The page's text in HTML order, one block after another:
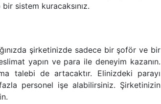
sistem kuracaksınız.
şirketinizde sadece bir şoför ve bir
yapın ve para ile deneyim kazanın.
talebi de artacaktır. Elinizdeki parayı
personel işe alabilirsiniz. Şirketinizin